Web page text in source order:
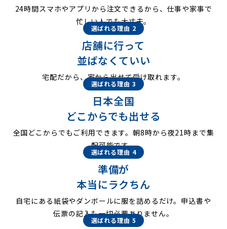
24時間スマホやアプリから注文できるから、仕事や家事で
忙しい人でも大丈夫。
選ばれる理由 2
店舗に行って
並ばなくていい
宅配だから、家から出せて受け取れます。
選ばれる理由 3
日本全国
どこからでも出せる
全国どこからでもご利用できます。朝8時から夜21時まで集
配可能です。
選ばれる理由 4
準備が
本当にラクちん
自宅にある紙袋やダンボールに服を詰めるだけ。申込書や
伝票の記入も一切必要ありません。
選ばれる理由 5